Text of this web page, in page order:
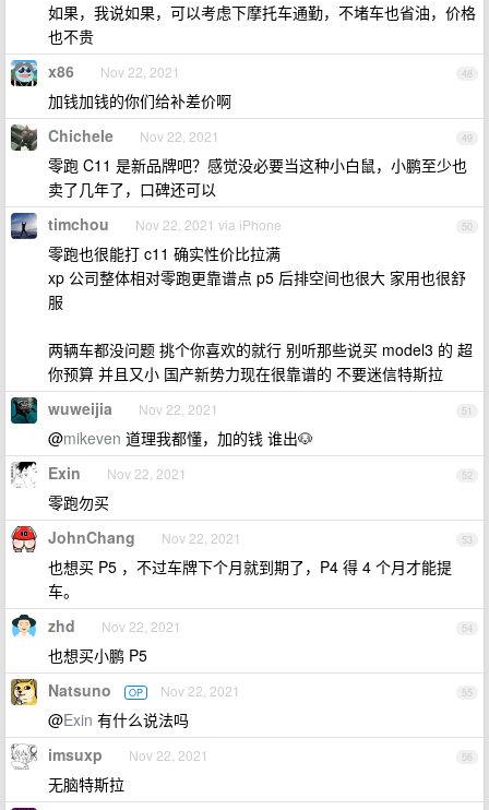
如果，我说如果，可以考虑下摩托车通勤，不堵车也省油，价格
也不贵
48
x86 Nov 22, 2021
加钱加钱的你们给补差价啊
49
Chichele Nov 22, 2021
零跑 C11 是新品牌吧？感觉没必要当这种小白鼠，小鹏至少也
卖了几年了，口碑还可以
50
timchou Nov 22, 2021 via iPhone
零跑也很能打 c11 确实性价比拉满
xp 公司整体相对零跑更靠谱点 p5 后排空间也很大 家用也很舒
服
两辆车都没问题 挑个你喜欢的就行 别听那些说买 model3 的 超
你预算 并且又小 国产新势力现在很靠谱的 不要迷信特斯拉
51
wuweijia Nov 22, 2021
@mikeven 道理我都懂，加的钱 谁出🐶
52
Exin Nov 22, 2021
零跑勿买
53
JohnChang Nov 22, 2021
也想买 P5 ，不过车牌下个月就到期了，P4 得 4 个月才能提
车。
54
zhd Nov 22, 2021
也想买小鹏 P5
55
Natsuno OP Nov 22, 2021
@Exin 有什么说法吗
56
imsuxp Nov 22, 2021
无脑特斯拉